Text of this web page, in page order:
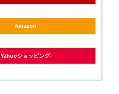
Amazon
Yahooショッピング